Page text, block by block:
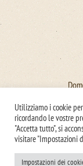
Utilizziamo i cookie
ricordando le vostre
"Accetta tutto", si
visitare "Impostazioni
Impostazioni dei